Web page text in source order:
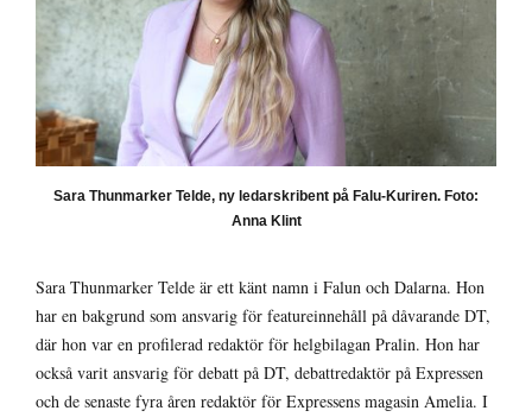
Sara Thunmarker Telde, ny ledarskribent på Falu-Kuriren. Foto:
Anna Klint
Sara Thunmarker Telde är ett känt namn i Falun och Dalarna. Hon
har en bakgrund som ansvarig för featureinnehåll på dåvarande DT,
där hon var en profilerad redaktör för helgbilagan Pralin. Hon har
också varit ansvarig för debatt på DT, debattredaktör på Expressen
och de senaste fyra åren redaktör för Expressens magasin Amelia. I